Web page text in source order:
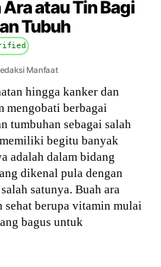
atau Tin Bagi
Tubuh
Manfaat
hingga kanker dan
mengobati berbagai
tumbuhan sebagai salah
begitu banyak
adalah dalam bidang
dikenal pula dengan
satunya. Buah ara
berupa vitamin mulai
bagus untuk